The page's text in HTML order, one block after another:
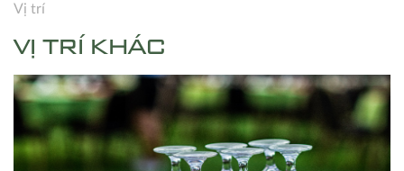
Vị trí
VỊ TRÍ KHÁC
NHÂN VIÊN PHỤC VỤ NHÀ HÀNG